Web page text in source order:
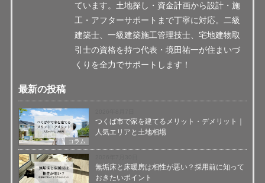
ています。土地探し・資金計画から設計・施
工・アフターサポートまで丁寧に対応。二級
建築士、一級建築施工管理技士、宅地建物取
引士の資格を持つ代表・境田祐一が住まいづ
くりを全力でサポートします！
最新の投稿
コラム
つくば市で家を建てるメリット・デメリット｜
人気エリアと土地相場
無垢床と床暖房は相性が悪い？採用前に知って
おきたいポイント